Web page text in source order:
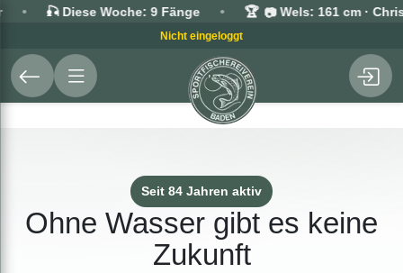
• 🎣 Diese Woche: 9 Fänge • 🏆 📷Wels: 161 cm ·
Nicht eingeloggt
Seit 84 Jahren aktiv
Ohne Wasser gibt es keine
Zukunft